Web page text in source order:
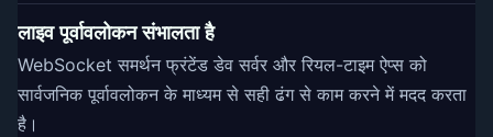
लाइव पूर्वावलोकन संभालता है
WebSocket समर्थन फ्रंटेंड डेव सर्वर और रियल-टाइम ऐप्स को
सार्वजनिक पूर्वावलोकन के माध्यम से सही ढंग से काम करने में मदद करता
है।